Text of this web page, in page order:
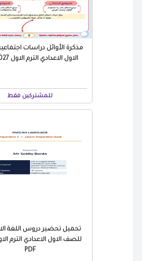
مذكرة الأوائل دراسات
الاول الاعدادي الترم الاول 2027 PDF
للمشتركين فقط
تحميل تحضير دروس اللغة
PDF